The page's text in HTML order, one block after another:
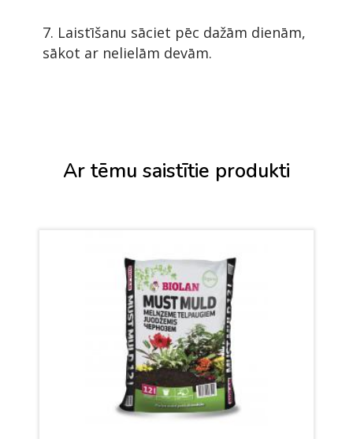
7. Laistīšanu sāciet pēc dažām dienām,
sākot ar nelielām devām.
Ar tēmu saistītie produkti